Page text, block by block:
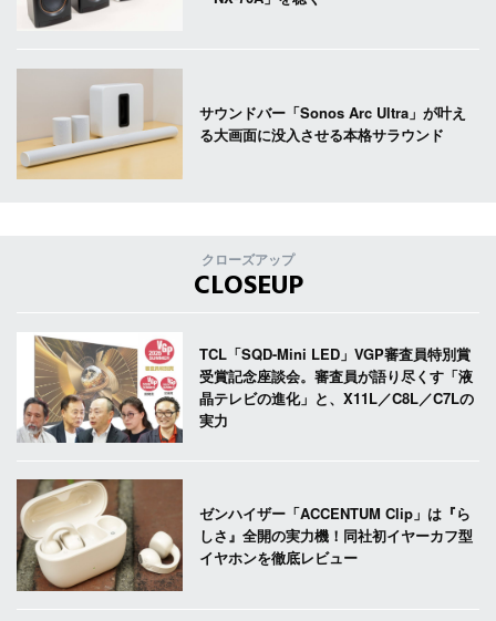
サウンドバー「Sonos Arc Ultra」が叶え
る大画面に没入させる本格サラウンド
クローズアップ
CLOSEUP
TCL「SQD-Mini LED」VGP審査員特別賞
受賞記念座談会。審査員が語り尽くす「液
晶テレビの進化」と、X11L／C8L／C7Lの
実力
ゼンハイザー「ACCENTUM Clip」は『ら
しさ』全開の実力機！同社初イヤーカフ型
イヤホンを徹底レビュー